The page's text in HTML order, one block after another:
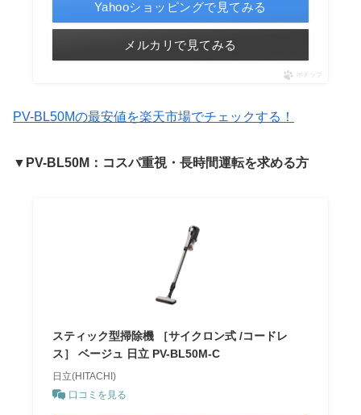
Yahooショッピングで見てみる
メルカリで見てみる
ポチップ
PV-BL50Mの最安値を楽天市場でチェックする！
▼PV-BL50M：コスパ重視・長時間運転を求める方
スティック型掃除機 ［サイクロン式 /コードレ
ス］ ベージュ 日立 PV-BL50M-C
日立(HITACHI)
口コミを見る